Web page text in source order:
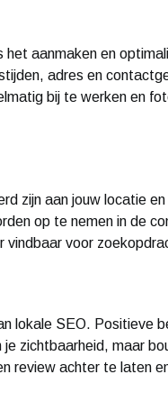
aanmaken en
adres en
bij te werken en
zijn aan jouw locatie
op te nemen in de
voor
lokale SEO. Positieve
zichtbaarheid, maar
review achter te laten